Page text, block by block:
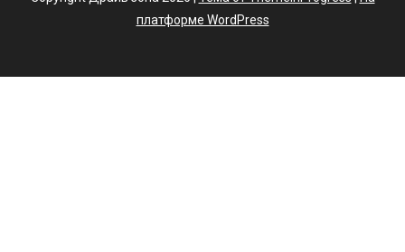
платформе WordPress